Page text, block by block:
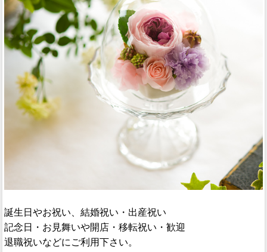
誕生日やお祝い、結婚祝い・出産祝い
記念日・お見舞いや開店・移転祝い・歓迎
退職祝いなどにご利用下さい。